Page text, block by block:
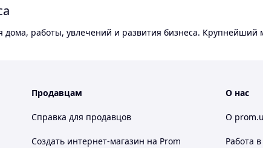
дома, работы, увлечений и развития бизнеса.
Продавцам
Справка для продавцов
Создать интернет-магазин на Prom
О нас
О
Работа